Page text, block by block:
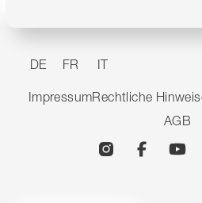
DE FR IT
ImpressumRechtliche
AGB
Instagram